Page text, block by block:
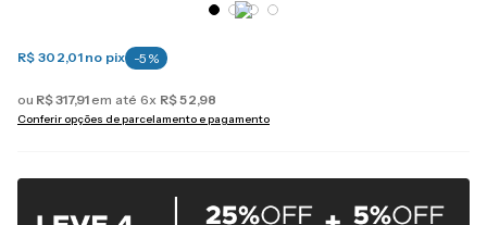
R$ 302,01 no pix -5 %
ou R$317,91 em até 6x R$52,98
Conferir opções de parcelamento e pagamento